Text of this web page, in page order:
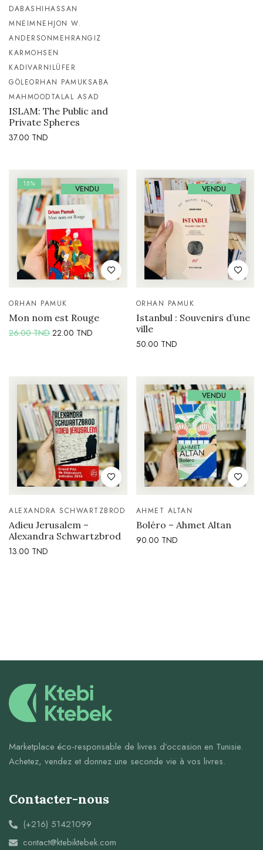
DABASHI HASSAN
MNEIMNEHJON W.
ANDERSONMEHRANGIZ
KARMOHSEN
KADIVARNILÜFER
GÖLEORHAN PAMUKSABA
MAHMOODTALAL ASAD
ISLAM: The Public and
Private Spheres
37.00 TND
15%
VENDU
ORHAN PAMUK
Mon nom est Rouge
26.00TND 22.00 TND
VENDU
ORHAN PAMUK
Istanbul : Souvenirs d’une
ville
50.00 TND
ALEXANDRA SCHWARTZBROD
Adieu Jerusalem –
Alexandra Schwartzbrod
13.00 TND
VENDU
AHMET ALTAN
Boléro – Ahmet Altan
90.00 TND
Marketplace éco-responsable de livres d’occasion en Tunisie.
Achetez, vendez et donnez une seconde vie à vos livres.
Contacter-nous
(+216) 51421099
contact@ktebiktebek.com